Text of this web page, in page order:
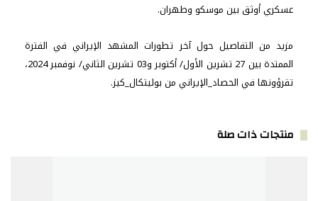
عسكري أوثق بين موسكو وطهران.
مزيد من التفاصيل حول آخر تطورات المشهد الإيراني في الفترة
الممتدة بين 27 تشرين الأول/ أكتوبر و03 تشرين الثاني/ نوفمبر 2024،
تقرؤونها في الحصاد_الإيراني من بوليتكال_كيز.
منتجات ذات صلة